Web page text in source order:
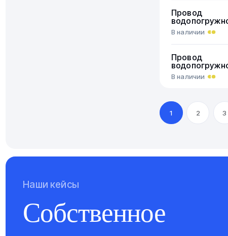
Провод
В наличии
Провод
В наличии
1 2 3
Наши кейсы
Собственное